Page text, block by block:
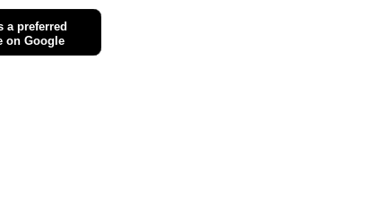
a preferred
on Google